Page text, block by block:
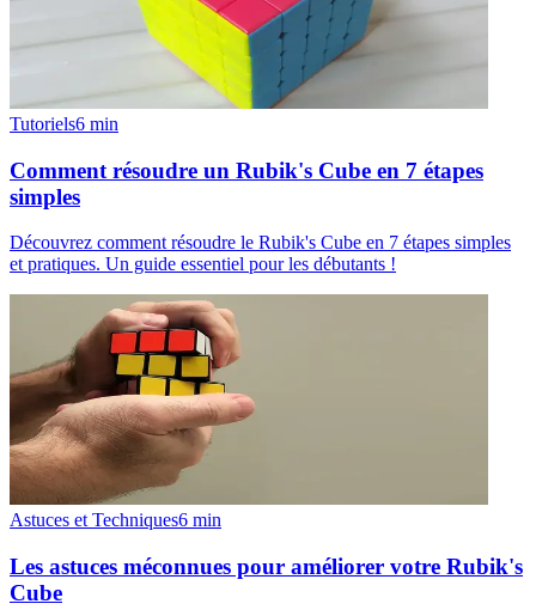
Tutoriels6 min
Comment résoudre un Rubik's Cube en 7 étapes
simples
Découvrez comment résoudre le Rubik's Cube en 7 étapes simples
et pratiques. Un guide essentiel pour les débutants !
Astuces et Techniques6 min
Les astuces méconnues pour améliorer votre Rubik's
Cube